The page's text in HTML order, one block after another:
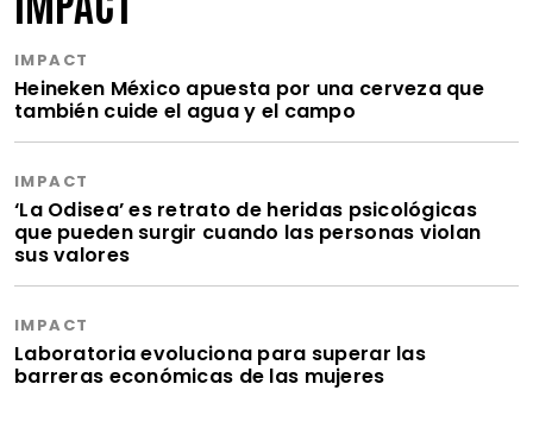
IMPACT
Heineken México apuesta por una cerveza que
también cuide el agua y el campo
IMPACT
‘La Odisea’ es retrato de heridas psicológicas
que pueden surgir cuando las personas violan
sus valores
IMPACT
Laboratoria evoluciona para superar las
barreras económicas de las mujeres